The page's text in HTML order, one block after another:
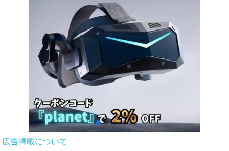
広告掲載について